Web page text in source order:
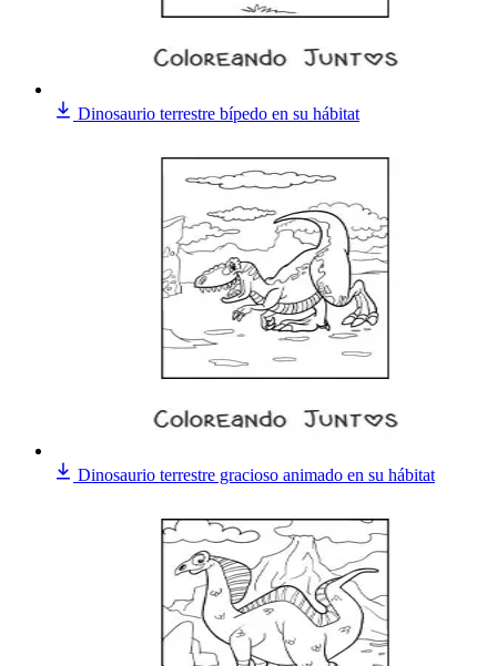
Dinosaurio terrestre bípedo en su hábitat
Dinosaurio terrestre gracioso animado en su hábitat